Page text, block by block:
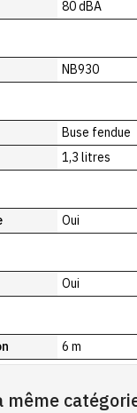
80 dBA
NB930
Buse fendue
1,3 litres
Oui
Oui
6 m